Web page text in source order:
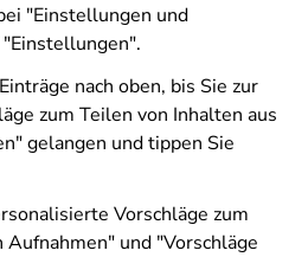
"Einstellungen und
nach oben, bis Sie zur
zum Teilen von Inhalten aus
gelangen und tippen Sie
Vorschläge zum
Aufnahmen" und "Vorschläge